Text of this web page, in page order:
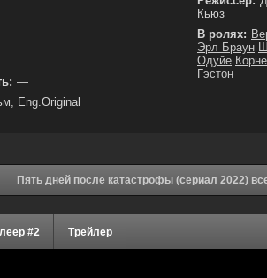
—
Eng.Original
Кьюз
В ролях:
Эрл Браун
Одуйе
Гэстон
Пять дней после катастрофы (сериал 2022)
#2 Трейлер